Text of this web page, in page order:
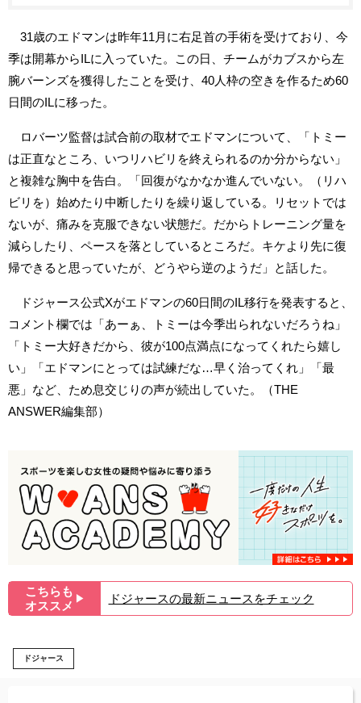
31歳のエドマンは昨年11月に右足首の手術を受けており、今
季は開幕からILに入っていた。この日、チームがカブスから左
腕バーンズを獲得したことを受け、40人枠の空きを作るため60
日間のILに移った。
ロバーツ監督は試合前の取材でエドマンについて、「トミー
は正直なところ、いつリハビリを終えられるのか分からない」
と複雑な胸中を告白。「回復がなかなか進んでいない。（リハ
ビリを）始めたり中断したりを繰り返している。リセットでは
ないが、痛みを克服できない状態だ。だからトレーニング量を
減らしたり、ペースを落としているところだ。キケより先に復
帰できると思っていたが、どうやら逆のようだ」と話した。
ドジャース公式Xがエドマンの60日間のIL移行を発表すると、
コメント欄では「あーぁ、トミーは今季出られないだろうね」
「トミー大好きだから、彼が100点満点になってくれたら嬉し
い」「エドマンにとっては試練だな…早く治ってくれ」「最
悪」など、ため息交じりの声が続出していた。（THE
ANSWER編集部）
こちらも
オススメ ▶︎ ドジャースの最新ニュースをチェック
ドジャース